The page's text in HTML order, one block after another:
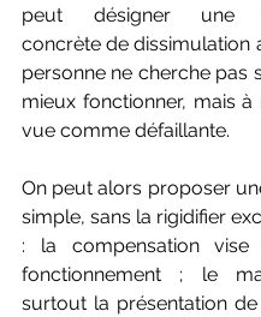
peut désigner une
concrète de dissimulation
personne ne cherche pas
mieux fonctionner, mais
vue comme défaillante.
On peut alors proposer
simple, sans la rigidifier
: la compensation vise
fonctionnement ; le
surtout la présentation